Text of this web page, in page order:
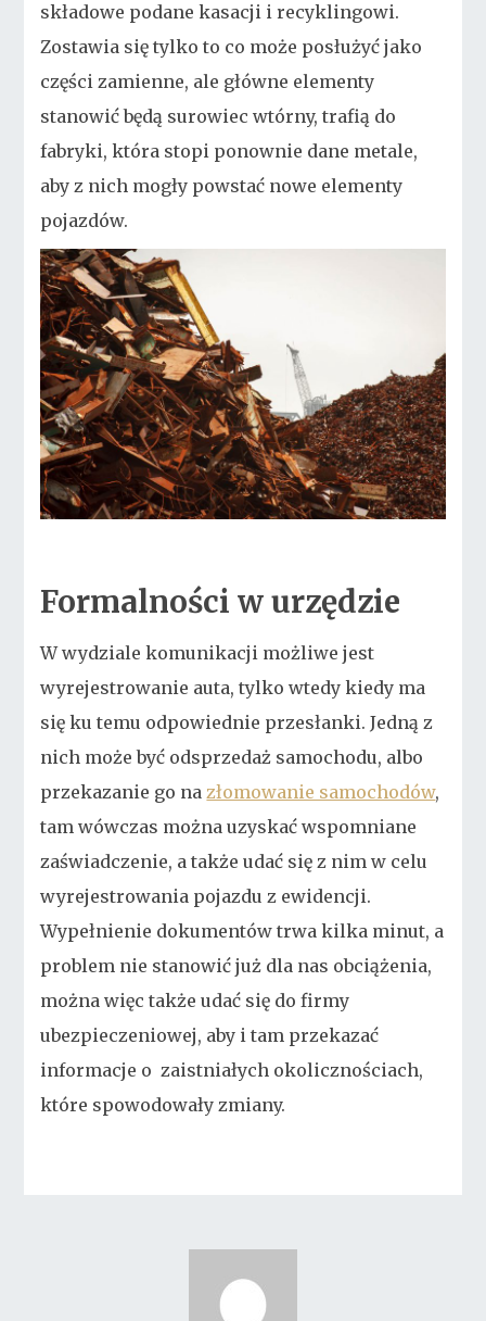
składowe podane kasacji i recyklingowi.
Zostawia się tylko to co może posłużyć jako
części zamienne, ale główne elementy
stanowić będą surowiec wtórny, trafią do
fabryki, która stopi ponownie dane metale,
aby z nich mogły powstać nowe elementy
pojazdów.
Formalności w urzędzie
W wydziale komunikacji możliwe jest
wyrejestrowanie auta, tylko wtedy kiedy ma
się ku temu odpowiednie przesłanki. Jedną z
nich może być odsprzedaż samochodu, albo
przekazanie go na złomowanie samochodów,
tam wówczas można uzyskać wspomniane
zaświadczenie, a także udać się z nim w celu
wyrejestrowania pojazdu z ewidencji.
Wypełnienie dokumentów trwa kilka minut, a
problem nie stanowić już dla nas obciążenia,
można więc także udać się do firmy
ubezpieczeniowej, aby i tam przekazać
informacje o zaistniałych okolicznościach,
które spowodowały zmiany.